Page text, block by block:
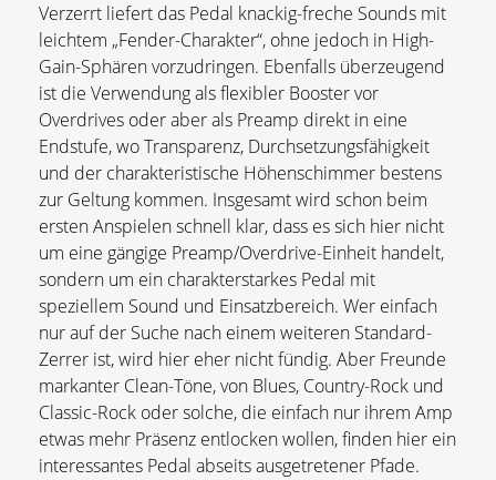
Verzerrt liefert das Pedal knackig-freche Sounds mit
leichtem „Fender-Charakter“, ohne jedoch in High-
Gain-Sphären vorzudringen. Ebenfalls überzeugend
ist die Verwendung als flexibler Booster vor
Overdrives oder aber als Preamp direkt in eine
Endstufe, wo Transparenz, Durchsetzungsfähigkeit
und der charakteristische Höhenschimmer bestens
zur Geltung kommen. Insgesamt wird schon beim
ersten Anspielen schnell klar, dass es sich hier nicht
um eine gängige Preamp/Overdrive-Einheit handelt,
sondern um ein charakterstarkes Pedal mit
speziellem Sound und Einsatzbereich. Wer einfach
nur auf der Suche nach einem weiteren Standard-
Zerrer ist, wird hier eher nicht fündig. Aber Freunde
markanter Clean-Töne, von Blues, Country-Rock und
Classic-Rock oder solche, die einfach nur ihrem Amp
etwas mehr Präsenz entlocken wollen, finden hier ein
interessantes Pedal abseits ausgetretener Pfade.